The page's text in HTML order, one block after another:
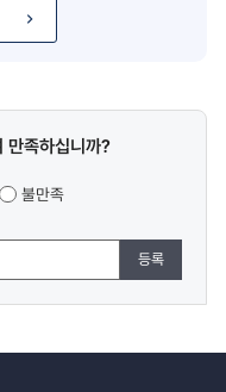
만족하십니까?
불만족
등록